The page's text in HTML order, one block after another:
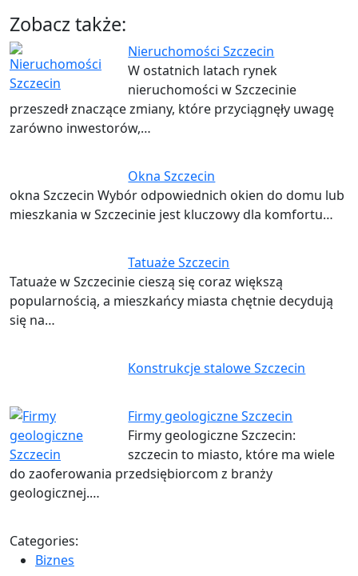
Zobacz także:
Nieruchomości Szczecin
W ostatnich latach rynek
nieruchomości w Szczecinie
przeszedł znaczące zmiany, które przyciągnęły uwagę
zarówno inwestorów,…
Okna Szczecin
okna Szczecin Wybór odpowiednich okien do domu lub
mieszkania w Szczecinie jest kluczowy dla komfortu…
Tatuaże Szczecin
Tatuaże w Szczecinie cieszą się coraz większą
popularnością, a mieszkańcy miasta chętnie decydują
się na…
Konstrukcje stalowe Szczecin
Firmy geologiczne Szczecin
Firmy geologiczne Szczecin:
szczecin to miasto, które ma wiele
do zaoferowania przedsiębiorcom z branży
geologicznej.…
Categories:
Biznes